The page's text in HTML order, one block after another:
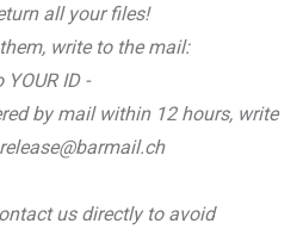
all your files!
write to the mail:
ID -
by mail within 12 hours, write
us directly to avoid